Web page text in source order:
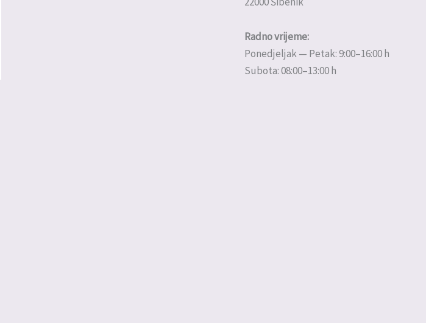
Radno vrijeme:
Ponedjeljak — Petak: 9:00–16:00 h
Subota: 08:00–13:00 h